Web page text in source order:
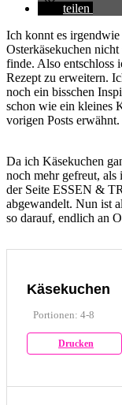
teilen
Ich konnt es
Osterkäsekuchen
finde. Also entschloss
Rezept zu erweitern.
noch ein bisschen
schon wie ein kleines
vorigen Posts
Da ich Käsekuchen
noch mehr gefreut, als
der Seite ESSEN &
abgewandelt. Nun ist
so darauf, endlich an
Käsekuchen
Portionen: 4-8
Drucken